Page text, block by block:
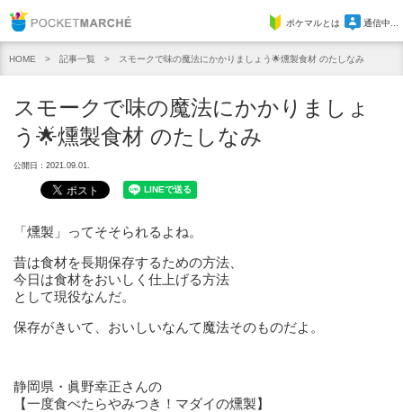
Pocket Marcheポケマルとは 通信中...
HOME 記事一覧 スモークで味の魔法にかかりましょう🌟燻製食材 のたしなみ
スモークで味の魔法にかかりましょ
う🌟燻製食材 のたしなみ
公開日：2021.09.01.
「燻製」ってそそられるよね。
昔は食材を長期保存するための方法、
今日は食材をおいしく仕上げる方法
として現役なんだ。
保存がきいて、おいしいなんて魔法そのものだよ。
静岡県・眞野幸正さんの
【一度食べたらやみつき！マダイの燻製】